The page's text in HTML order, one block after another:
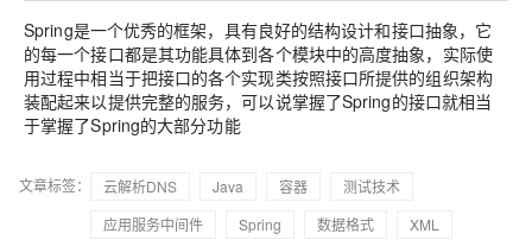
Spring是一个优秀的框架，具有良好的结构设计和接口抽象，它
的每一个接口都是其功能具体到各个模块中的高度抽象，实际使
用过程中相当于把接口的各个实现类按照接口所提供的组织架构
装配起来以提供完整的服务，可以说掌握了Spring的接口就相当
于掌握了Spring的大部分功能
文章标签： 云解析DNS Java 容器
测试技术
应用服务中间件
Spring 数据格式
XML